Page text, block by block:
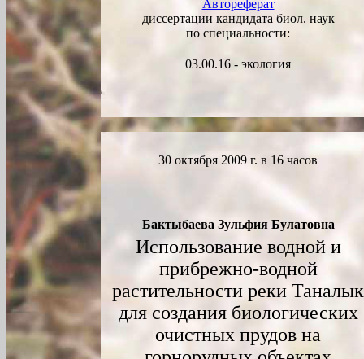
Автореферат
диссертации кандидата биол. наук
по специальности:
03.00.16 - экология
30 октября 2009 г. в 16 часов
Бактыбаева Зульфия Булатовна
Использование водной и
прибрежно-водной
растительности реки Таналык
для создания биологических
очистных прудов на